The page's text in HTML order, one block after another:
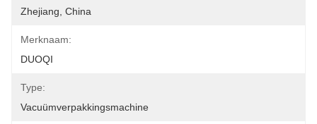
Zhejiang, China
Merknaam:
DUOQI
Type:
Vacuümverpakkingsmachine